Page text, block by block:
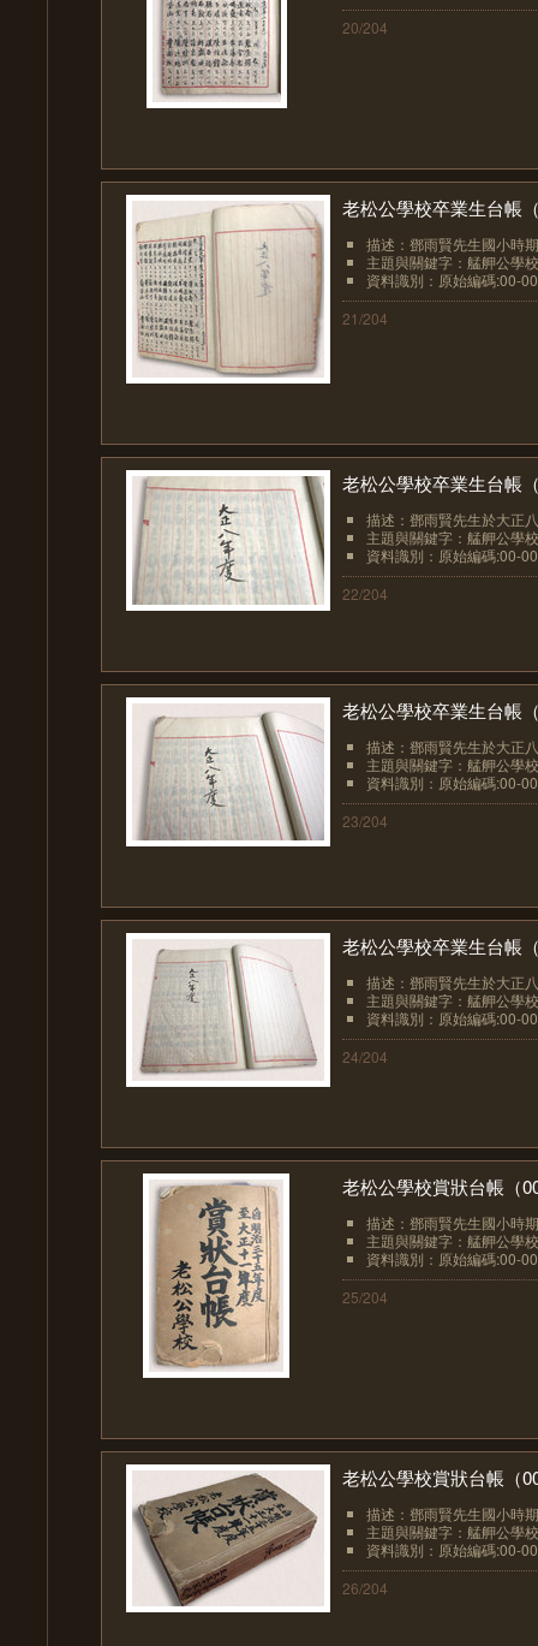
20/204
老松公學校卒業生台帳
描述：鄧雨賢先生國小時
主題與關鍵字：艋舺公學
資料識別：原始編碼:00-
21/204
老松公學校卒業生台帳
描述：鄧雨賢先生於大正
主題與關鍵字：艋舺公學
資料識別：原始編碼:00-
22/204
老松公學校卒業生台帳
描述：鄧雨賢先生於大正
主題與關鍵字：艋舺公學
資料識別：原始編碼:00-
23/204
老松公學校卒業生台帳
描述：鄧雨賢先生於大正
主題與關鍵字：艋舺公學
資料識別：原始編碼:00-
24/204
老松公學校賞狀台帳（
描述：鄧雨賢先生國小時
主題與關鍵字：艋舺公學
資料識別：原始編碼:00-
25/204
老松公學校賞狀台帳（
描述：鄧雨賢先生國小時
主題與關鍵字：艋舺公學
資料識別：原始編碼:00-
26/204